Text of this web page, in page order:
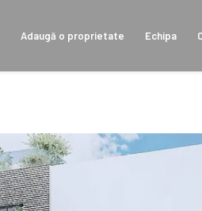
Adaugă o proprietate Echipa